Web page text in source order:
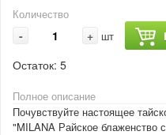
Количество
- + шт
Остаток: 5
Полное описание
Почувствуйте настоящее
"MILANA Райское блаженство